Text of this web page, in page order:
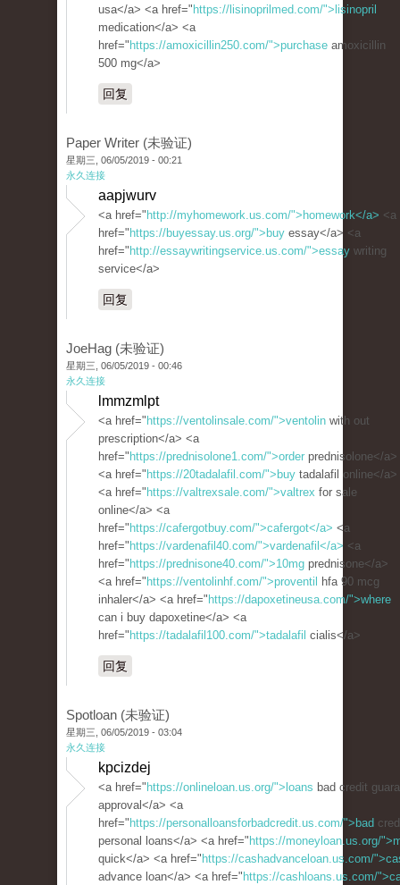
usa</a> <a href=" https://lisinoprilmed.com/">lisinopril
medication</a> <a
href=" https://amoxicillin250.com/">purchase amoxicillin
500 mg</a>
回复
Paper Writer (未验证)
星期三, 06/05/2019 - 00:21
永久连接
aapjwurv
<a href=" http://myhomework.us.com/">homework</a> <a
href=" https://buyessay.us.org/">buy essay</a> <a
href=" http://essaywritingservice.us.com/">essay writing
service</a>
回复
JoeHag (未验证)
星期三, 06/05/2019 - 00:46
永久连接
lmmzmlpt
<a href=" https://ventolinsale.com/">ventolin with out
prescription</a> <a
href=" https://prednisolone1.com/">order prednisolone</a>
<a href=" https://20tadalafil.com/">buy tadalafil online</a>
<a href=" https://valtrexsale.com/">valtrex for sale
online</a> <a
href=" https://cafergotbuy.com/">cafergot</a> <a
href=" https://vardenafil40.com/">vardenafil</a> <a
href=" https://prednisone40.com/">10mg prednisone</a>
<a href=" https://ventolinhf.com/">proventil
hfa 90 mcg
inhaler</a> <a href=" https://dapoxetineusa.com/">where
can i buy dapoxetine</a> <a
href=" https://tadalafil100.com/">tadalafil cialis</a>
回复
Spotloan (未验证)
星期三, 06/05/2019 - 03:04
永久连接
kpcizdej
<a href=" https://onlineloan.us.org/">loans bad credit
approval</a> <a
href=" https://personalloansforbadcredit.us.com/">bad
personal loans</a> <a href=" https://moneyloan.us.org/
quick</a> <a href=" https://cashadvanceloan.us.com/
advance loan</a> <a href=" https://cashloans.us.com/